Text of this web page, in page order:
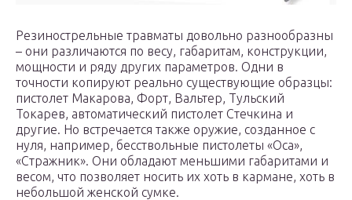
Резинострельные травматы довольно разнообразны
– они различаются по весу, габаритам, конструкции,
мощности и ряду других параметров. Одни в
точности копируют реально существующие образцы:
пистолет Макарова, Форт, Вальтер, Тульский
Токарев, автоматический пистолет Стечкина и
другие. Но встречается также оружие, созданное с
нуля, например, бесствольные пистолеты «Оса»,
«Стражник». Они обладают меньшими габаритами и
весом, что позволяет носить их хоть в кармане, хоть в
небольшой женской сумке.